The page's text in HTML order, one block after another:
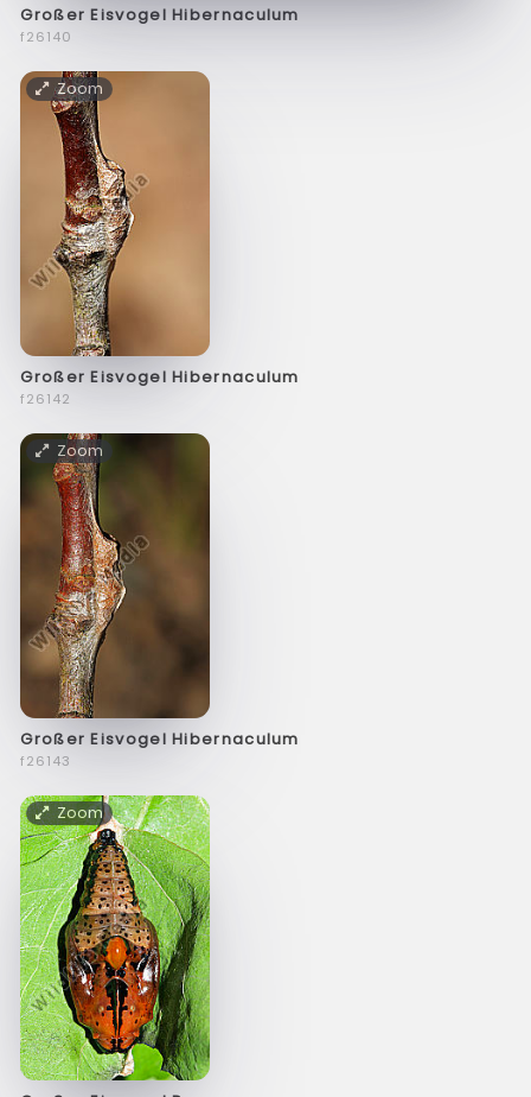
Großer Eisvogel Hibernaculum
f26140
Zoom
Großer Eisvogel Hibernaculum
f26142
Zoom
Großer Eisvogel Hibernaculum
f26143
Zoom